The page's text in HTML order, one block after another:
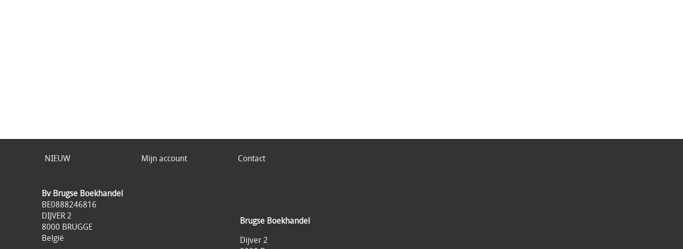
NIEUW Mijn account Contact
Bv Brugse Boekhandel
BE0888246816
DIJVER 2
8000 BRUGGE
België
Brugse Boekhandel
Dijver 2